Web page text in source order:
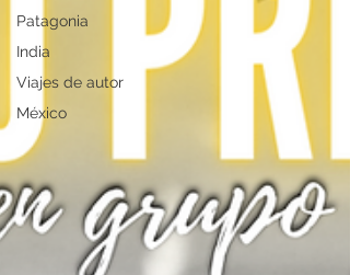
Patagonia
India
Viajes de autor
México